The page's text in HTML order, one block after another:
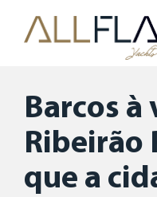
Barcos à
Ribeirão
que a